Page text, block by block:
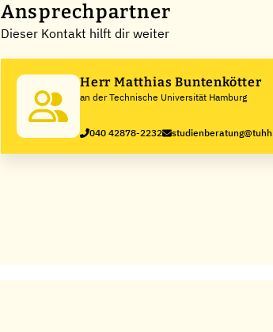
Ansprechpartner
Dieser Kontakt hilft dir weiter
Herr Matthias Buntenkötter
an der Technische Universität Hamburg
040 42878-2232